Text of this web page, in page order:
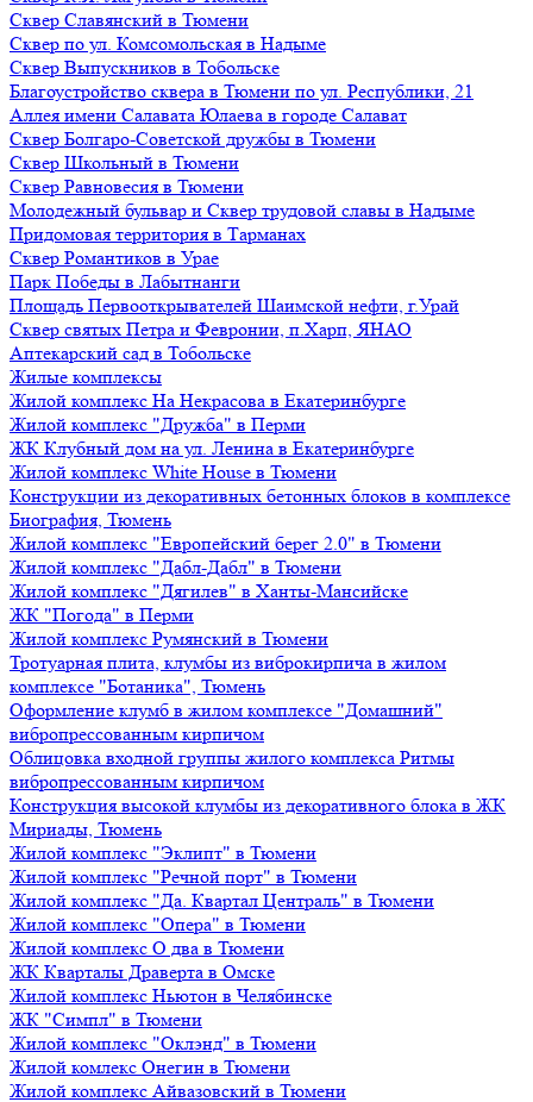
Сквер Славянский в Тюмени
Сквер по ул. Комсомольская в Надыме
Сквер Выпускников в Тобольске
Благоустройство сквера в Тюмени по ул. Республики, 21
Аллея имени Салавата Юлаева в городе Салават
Сквер Болгаро-Советской дружбы в Тюмени
Сквер Школьный в Тюмени
Сквер Равновесия в Тюмени
Молодежный бульвар и Сквер трудовой славы в Надыме
Придомовая территория в Тарманах
Сквер Романтиков в Урае
Парк Победы в Лабытнанги
Площадь Первооткрывателей Шаимской нефти, г.Урай
Сквер святых Петра и Февронии, п.Харп, ЯНАО
Аптекарский сад в Тобольске
Жилые комплексы
Жилой комплекс На Некрасова в Екатеринбурге
Жилой комплекс "Дружба" в Перми
ЖК Клубный дом на ул. Ленина в Екатеринбурге
Жилой комплекс White House в Тюмени
Конструкции из декоративных бетонных блоков в комплексе
Биография, Тюмень
Жилой комплекс "Европейский берег 2.0" в Тюмени
Жилой комплекс "Дабл-Дабл" в Тюмени
Жилой комплекс "Дягилев" в Ханты-Мансийске
ЖК "Погода" в Перми
Жилой комплекс Румянский в Тюмени
Тротуарная плита, клумбы из виброкирпича в жилом
комплексе "Ботаника", Тюмень
Оформление клумб в жилом комплексе "Домашний"
вибропрессованным кирпичом
Облицовка входной группы жилого комплекса Ритмы
вибропрессованным кирпичом
Конструкция высокой клумбы из декоративного блока в ЖК
Мириады, Тюмень
Жилой комплекс "Эклипт" в Тюмени
Жилой комплекс "Речной порт" в Тюмени
Жилой комплекс "Да. Квартал Централь" в Тюмени
Жилой комплекс "Опера" в Тюмени
Жилой комплекс О два в Тюмени
ЖК Кварталы Драверта в Омске
Жилой комплекс Ньютон в Челябинске
ЖК "Симпл" в Тюмени
Жилой комплекс "Оклэнд" в Тюмени
Жилой комлекс Онегин в Тюмени
Жилой комплекс Айвазовский в Тюмени